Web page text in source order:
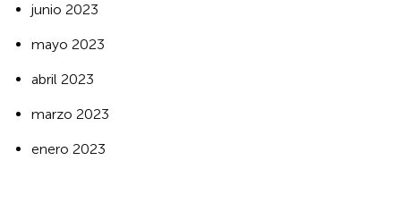
junio 2023
mayo 2023
abril 2023
marzo 2023
enero 2023